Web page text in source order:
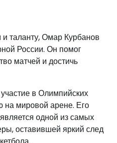
таланту, Омар Курбанов
России. Он помог
матчей и достичь
в Олимпийских
на мировой арене. Его
одной из самых
оставившей яркий след